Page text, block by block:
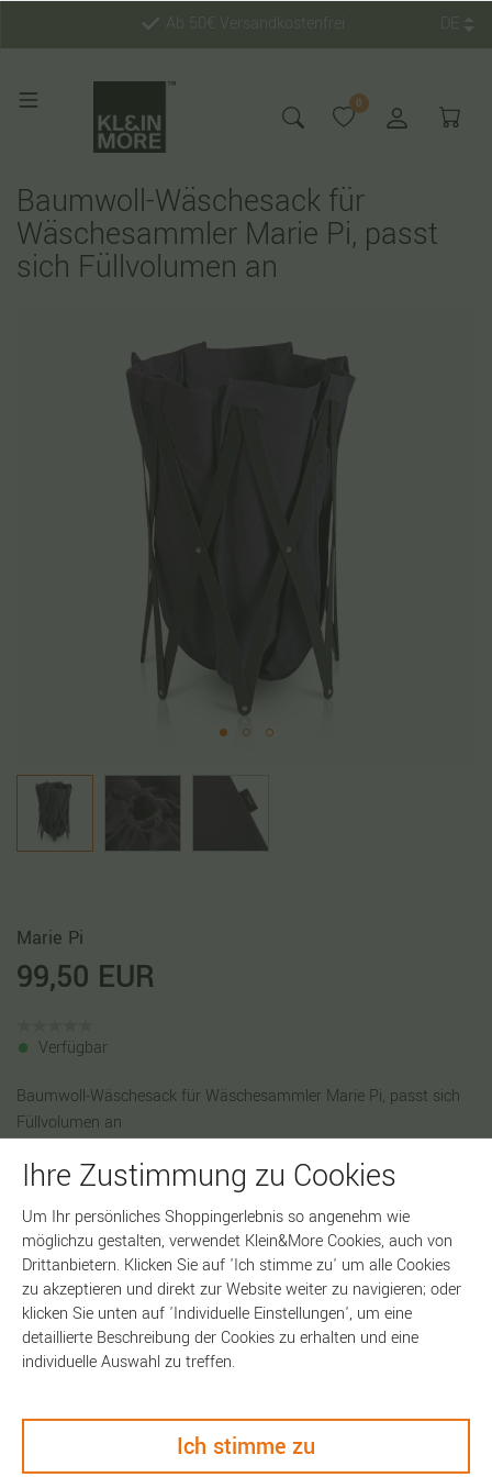
0
Baumwoll-Wäschesack für
Wäschesammler Marie Pi, passt
sich Füllvolumen an
Marie Pi
99,50 EUR
Verfügbar
Baumwoll-Wäschesack für Wäschesammler Marie Pi, passt sich
Füllvolumen an
Farbe
In den Warenkorb
Artikelnummer:10708
Ihre Zustimmung zu Cookies
Um Ihr persönliches Shoppingerlebnis so angenehm wie
möglichzu gestalten, verwendet Klein&More Cookies, auch von
Drittanbietern. Klicken Sie auf 'Ich stimme zu' um alle Cookies
zu akzeptieren und direkt zur Website weiter zu navigieren; oder
klicken Sie unten auf 'Individuelle Einstellungen', um eine
detaillierte Beschreibung der Cookies zu erhalten und eine
individuelle Auswahl zu treffen.
Ich stimme zu